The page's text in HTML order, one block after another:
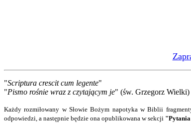
"Scriptura crescit cum legente"
"Pismo rośnie wraz z czytającym je" (św. Grzegorz Wielki)
Każdy rozmiłowany w Słowie Bożym napotyka w Biblii
odpowiedzi, a następnie będzie ona opublikowana w sekcji